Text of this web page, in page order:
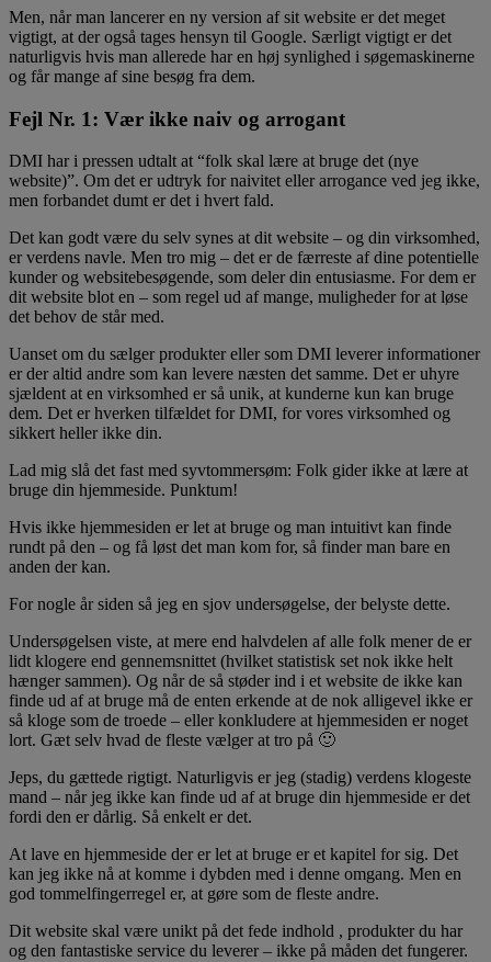
Men, når man lancerer en ny version af sit website er det meget
vigtigt, at der også tages hensyn til Google. Særligt vigtigt er det
naturligvis hvis man allerede har en høj synlighed i søgemaskinerne
og får mange af sine besøg fra dem.
Fejl Nr. 1: Vær ikke naiv og arrogant
DMI har i pressen udtalt at “folk skal lære at bruge det (nye
website)”. Om det er udtryk for naivitet eller arrogance ved jeg ikke,
men forbandet dumt er det i hvert fald.
Det kan godt være du selv synes at dit website – og din virksomhed,
er verdens navle. Men tro mig – det er de færreste af dine potentielle
kunder og websitebesøgende, som deler din entusiasme. For dem er
dit website blot en – som regel ud af mange, muligheder for at løse
det behov de står med.
Uanset om du sælger produkter eller som DMI leverer informationer
er der altid andre som kan levere næsten det samme. Det er uhyre
sjældent at en virksomhed er så unik, at kunderne kun kan bruge
dem. Det er hverken tilfældet for DMI, for vores virksomhed og
sikkert heller ikke din.
Lad mig slå det fast med syvtommersøm: Folk gider ikke at lære at
bruge din hjemmeside. Punktum!
Hvis ikke hjemmesiden er let at bruge og man intuitivt kan finde
rundt på den – og få løst det man kom for, så finder man bare en
anden der kan.
For nogle år siden så jeg en sjov undersøgelse, der belyste dette.
Undersøgelsen viste, at mere end halvdelen af alle folk mener de er
lidt klogere end gennemsnittet (hvilket statistisk set nok ikke helt
hænger sammen). Og når de så støder ind i et website de ikke kan
finde ud af at bruge må de enten erkende at de nok alligevel ikke er
så kloge som de troede – eller konkludere at hjemmesiden er noget
lort. Gæt selv hvad de fleste vælger at tro på 🙂
Jeps, du gættede rigtigt. Naturligvis er jeg (stadig) verdens klogeste
mand – når jeg ikke kan finde ud af at bruge din hjemmeside er det
fordi den er dårlig. Så enkelt er det.
At lave en hjemmeside der er let at bruge er et kapitel for sig. Det
kan jeg ikke nå at komme i dybden med i denne omgang. Men en
god tommelfingerregel er, at gøre som de fleste andre.
Dit website skal være unikt på det fede indhold , produkter du har
og den fantastiske service du leverer – ikke på måden det fungerer.